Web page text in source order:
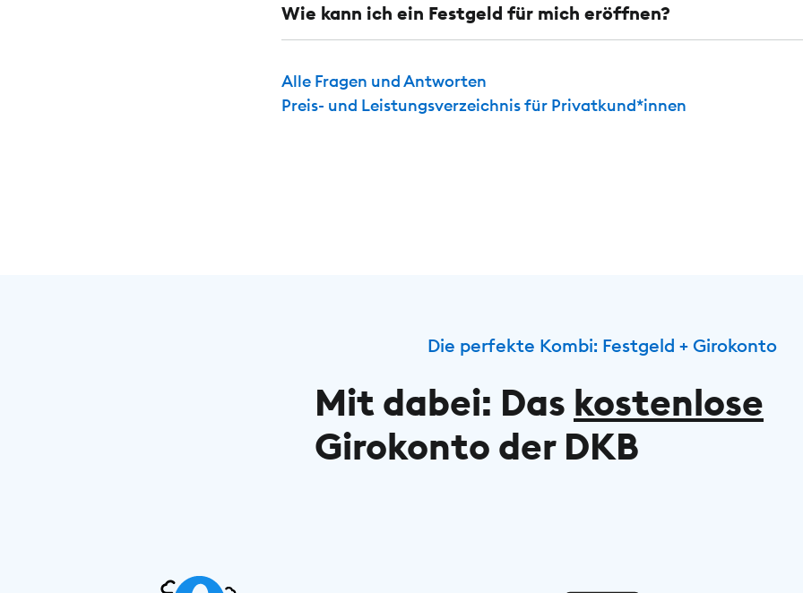
Wie kann ich ein Festgeld für mich eröffnen?
Alle Fragen und Antworten
Preis- und Leistungsverzeichnis für Privatkund*innen
Die perfekte Kombi: Festgeld + Girokonto
Mit dabei: Das kostenlose
Girokonto der DKB